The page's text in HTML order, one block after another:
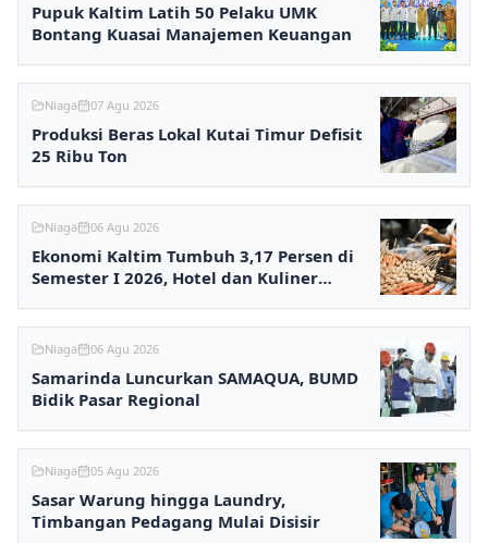
Pupuk Kaltim Latih 50 Pelaku UMK
Bontang Kuasai Manajemen Keuangan
Niaga 07 Agu 2026
Produksi Beras Lokal Kutai Timur Defisit
25 Ribu Ton
Niaga 06 Agu 2026
Ekonomi Kaltim Tumbuh 3,17 Persen di
Semester I 2026, Hotel dan Kuliner
Niaga 06 Agu 2026
Samarinda Luncurkan SAMAQUA, BUMD
Bidik Pasar Regional
Niaga 05 Agu 2026
Sasar Warung hingga Laundry,
Timbangan Pedagang Mulai Disisir